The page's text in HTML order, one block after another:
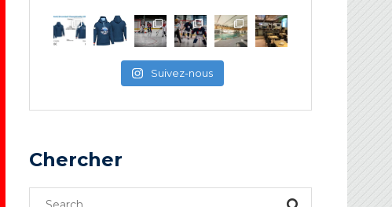
Suivez-nous
Chercher